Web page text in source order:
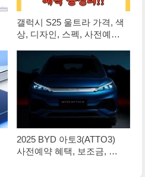
갤럭시 S25 울트라 가격, 색
상, 디자인, 스펙, 사전예약
2025 BYD 아토3(ATTO3)
사전예약 혜택, 보조금, 디